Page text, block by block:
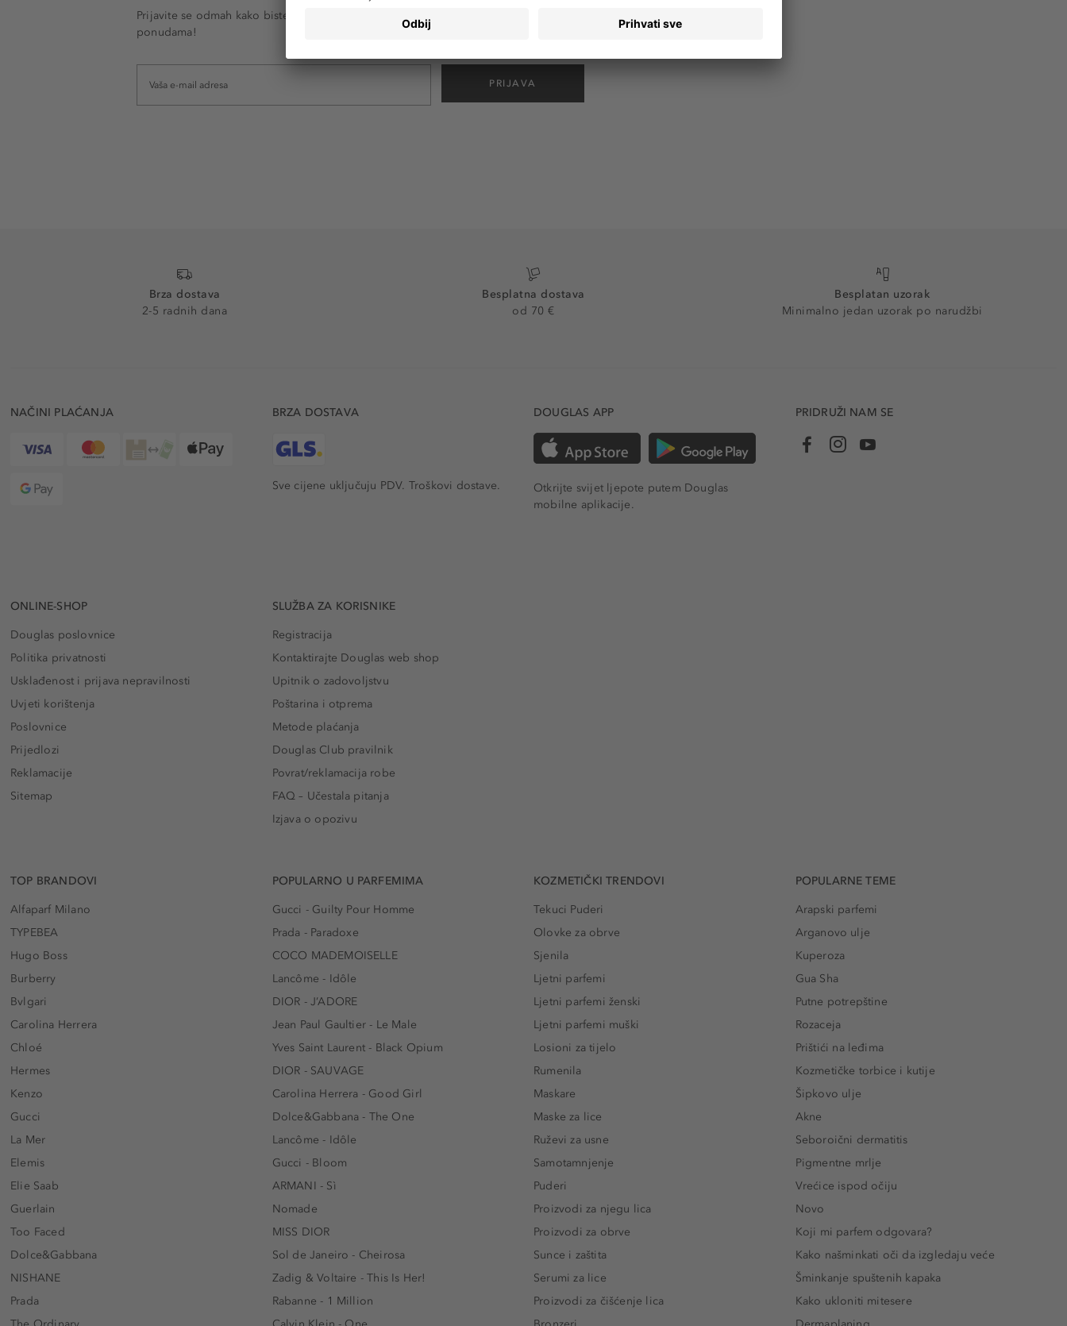
Prijavite se odmah kako biste e-mailom primali obavijesti o svim trendovima i
ponudama!
PRIJAVA
Brza dostava
2-5 radnih dana
Besplatna dostava
od 70 €
Besplatan uzorak
Minimalno jedan uzorak po narudžbi
NAČINI PLAĆANJA BRZA DOSTAVA
Sve cijene uključuju PDV. Troškovi dostave.
DOUGLAS APP
Otkrijte svijet ljepote putem Douglas
mobilne aplikacije.
PRIDRUŽI NAM SE
ONLINE-SHOP
Douglas poslovnice
Politika privatnosti
Usklađenost i prijava nepravilnosti
Uvjeti korištenja
Poslovnice
Prijedlozi
Reklamacije
Sitemap
SLUŽBA ZA KORISNIKE
Registracija
Kontaktirajte Douglas web shop
Upitnik o zadovoljstvu
Poštarina i otprema
Metode plaćanja
Douglas Club pravilnik
Povrat/reklamacija robe
FAQ – Učestala pitanja
Izjava o opozivu
TOP BRANDOVI
Alfaparf Milano
TYPEBEA
Hugo Boss
Burberry
Bvlgari
Carolina Herrera
Chloé
Hermes
Kenzo
Gucci
La Mer
Elemis
Elie Saab
Guerlain
Too Faced
Dolce&Gabbana
NISHANE
Prada
POPULARNO U PARFEMIMA
Gucci - Guilty Pour Homme
Prada - Paradoxe
COCO MADEMOISELLE
Lancôme - Idôle
DIOR - J’ADORE
Jean Paul Gaultier - Le Male
Yves Saint Laurent - Black Opium
DIOR - SAUVAGE
Carolina Herrera - Good Girl
Dolce&Gabbana - The One
Lancôme - Idôle
Gucci - Bloom
ARMANI - Sì
Nomade
MISS DIOR
Sol de Janeiro - Cheirosa
Zadig & Voltaire - This Is Her!
Rabanne - 1 Million
KOZMETIČKI TRENDOVI
Tekuci Puderi
Olovke za obrve
Sjenila
Ljetni parfemi
Ljetni parfemi ženski
Ljetni parfemi muški
Losioni za tijelo
Rumenila
Maskare
Maske za lice
Ruževi za usne
Samotamnjenje
Puderi
Proizvodi za njegu lica
Proizvodi za obrve
Sunce i zaštita
Serumi za lice
Proizvodi za čišćenje lica
POPULARNE TEME
Arapski parfemi
Arganovo ulje
Kuperoza
Gua Sha
Putne potrepštine
Rozaceja
Prištići na leđima
Kozmetičke torbice i kutije
Šipkovo ulje
Akne
Seboroični dermatitis
Pigmentne mrlje
Vrećice ispod očiju
Novo
Koji mi parfem odgovara?
Kako našminkati oči da izgledaju veće
Šminkanje spuštenih kapaka
Kako ukloniti mitesere